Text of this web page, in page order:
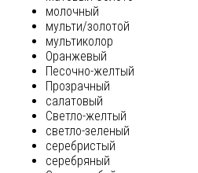
молочный
мульти/золотой
мультиколор
Оранжевый
Песочно-желтый
Прозрачный
салатовый
Светло-желтый
светло-зеленый
серебристый
серебряный